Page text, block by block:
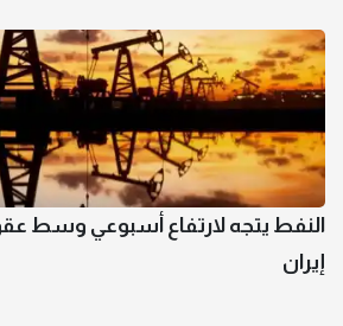
النفط يتجه لارتفاع أسبوعي وسط
إيران